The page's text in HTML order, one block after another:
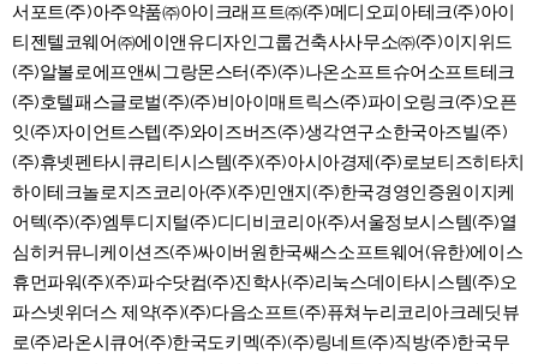
서포트(주)아주약품㈜아이크래프트㈜(주)메디오피아테크(주)아이
티젠텔코웨어㈜에이앤유디자인그룹건축사사무소㈜(주)이지위드
(주)알볼로에프앤씨그랑몬스터(주)(주)나온소프트슈어소프트테크
(주)호텔패스글로벌(주)(주)비아이매트릭스(주)파이오링크(주)오픈
잇(주)자이언트스텝(주)와이즈버즈(주)생각연구소한국아즈빌(주)
(주)휴넷펜타시큐리티시스템(주)(주)아시아경제(주)로보티즈히타치
하이테크놀로지즈코리아(주)(주)민앤지(주)한국경영인증원이지케
어텍(주)(주)엠투디지털(주)디디비코리아(주)서울정보시스템(주)열
심히커뮤니케이션즈(주)싸이버원한국쌔스소프트웨어(유한)에이스
휴먼파워(주)(주)파수닷컴(주)진학사(주)리눅스데이타시스템(주)오
파스넷위더스 제약(주)(주)다음소프트(주)퓨쳐누리코리아크레딧뷰
로(주)라온시큐어(주)한국도키멕(주)(주)링네트(주)직방(주)한국무